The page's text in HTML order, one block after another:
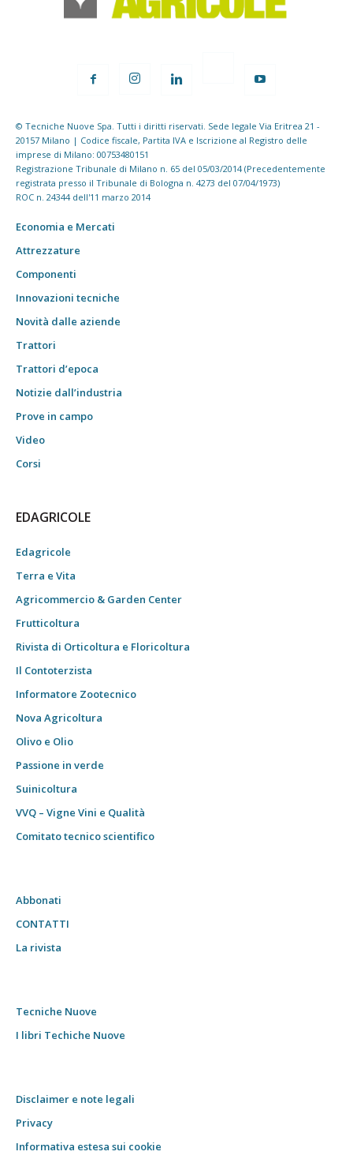
© Tecniche Nuove Spa. Tutti i diritti riservati. Sede legale Via Eritrea 21 -
20157 Milano | Codice fiscale, Partita IVA e Iscrizione al Registro delle
imprese di Milano: 00753480151
Registrazione Tribunale di Milano n. 65 del 05/03/2014 (Precedentemente
registrata presso il Tribunale di Bologna n. 4273 del 07/04/1973)
ROC n. 24344 dell'11 marzo 2014
Economia e Mercati
Attrezzature
Componenti
Innovazioni tecniche
Novità dalle aziende
Trattori
Trattori d’epoca
Notizie dall’industria
Prove in campo
Video
Corsi
EDAGRICOLE
Edagricole
Terra e Vita
Agricommercio & Garden Center
Frutticoltura
Rivista di Orticoltura e Floricoltura
Il Contoterzista
Informatore Zootecnico
Nova Agricoltura
Olivo e Olio
Passione in verde
Suinicoltura
VVQ – Vigne Vini e Qualità
Comitato tecnico scientifico
Abbonati
CONTATTI
La rivista
Tecniche Nuove
I libri Techiche Nuove
Disclaimer e note legali
Privacy
Informativa estesa sui cookie